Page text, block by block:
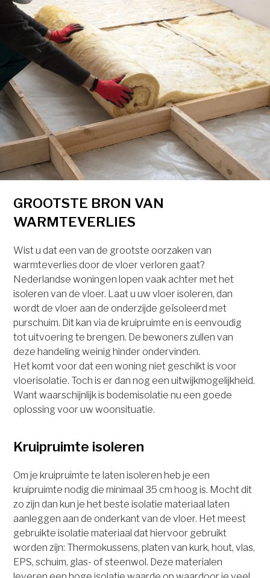
GROOTSTE BRON VAN
WARMTEVERLIES
Wist u dat een van de grootste oorzaken van
warmteverlies door de vloer verloren gaat?
Nederlandse woningen lopen vaak achter met het
isoleren van de vloer. Laat u uw vloer isoleren, dan
wordt de vloer aan de onderzijde geïsoleerd met
purschuim. Dit kan via de kruipruimte en is eenvoudig
tot uitvoering te brengen. De bewoners zullen van
deze handeling weinig hinder ondervinden.
Het komt voor dat een woning niet geschikt is voor
vloerisolatie. Toch is er dan nog een uitwijkmogelijkheid.
Want waarschijnlijk is bodemisolatie nu een goede
oplossing voor uw woonsituatie.
Kruipruimte isoleren
Om je kruipruimte te laten isoleren heb je een
kruipruimte nodig die minimaal 35 cm hoog is. Mocht dit
zo zijn dan kun je het beste isolatie materiaal laten
aanleggen aan de onderkant van de vloer. Het meest
gebruikte isolatie materiaal dat hiervoor gebruikt
worden zijn: Thermokussens, platen van kurk, hout, vlas,
EPS, schuim, glas- of steenwol. Deze materialen